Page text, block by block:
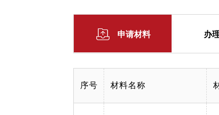
申请材料 办
序号 材料名称